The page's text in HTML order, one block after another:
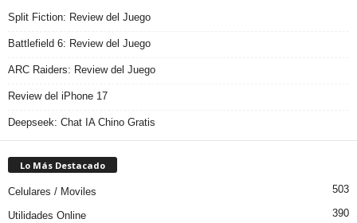
Split Fiction: Review del Juego
Battlefield 6: Review del Juego
ARC Raiders: Review del Juego
Review del iPhone 17
Deepseek: Chat IA Chino Gratis
Lo Más Destacado
Celulares / Moviles 503
Utilidades Online 390